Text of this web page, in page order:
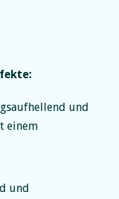
und
einem
und